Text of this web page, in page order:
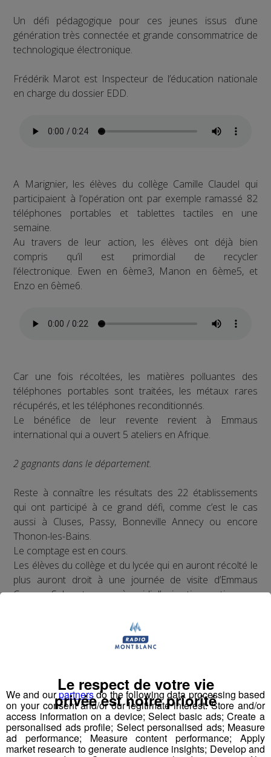
Un défi pédagogique pour ces jeunes issus d’une
génération très connectée et grande consommatrice de
technologique électronique.
Frédérik Marot est Inspecteur de l’éducation nationale
en charge du dossier EDD.
A Marignier, les élèves du collège Camille Claudel qui
participaient à l’opération ont par exemple ramassé 82
téléphones portables et tablettes tactiles en une
semaine.
Au travers de leur action, les élèves ont déjà bien
compris qu’il est primordial de recycler
l’électronique. Ewen en 6ème3, Manon en 6ème5, et
Enzo en 6ème6.
Car une fois récoltées, les matières polluantes des
téléphones portables sont traitées, les métaux rares
récupérés, et les téléphones reconditionnés.
Le bénéfice de leur revente revient à Emmaus
international qui a ouvert 5 ateliers en Afrique.
2 gagnants dans le département.
Reste à connaître les résultats des 22 établissements
qui ont participé à ce grand défi, comme c’est le cas
aussi à Cluses, Passy, Bonneville Annecy ou encore
Thonon-les-Bains.
Le comptage est en cours.
Les élèves du collège et du lycée qui en auront récolté le
plus auront droit à une journée de visite d’Emmaus
Cranves-Sales et une après-midi d’animation pratique sur
Partager sur Twitter
We and ourpartnersdo the following data processing based
on your consent and/or our legitimate interest: Store and/or
access information on a device; Select basic ads; Create a
personalised ads profile; Select personalised ads; Measure
ad performance; Measure content performance; Apply
market research to generate audience insights; Develop and
Le respect de votre vie
privée est notre priorité